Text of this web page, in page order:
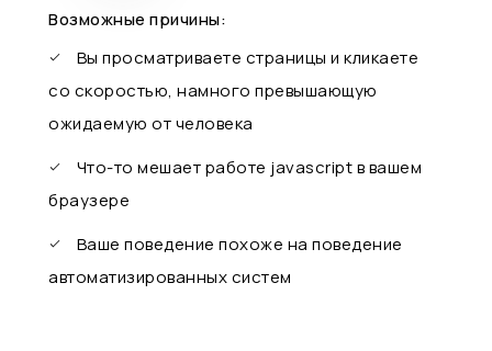
Возможные причины:
Вы просматриваете страницы и кликаете
со скоростью, намного превышающую
ожидаемую от человека
Что-то мешает работе javascript в вашем
браузере
Ваше поведение похоже на поведение
автоматизированных систем